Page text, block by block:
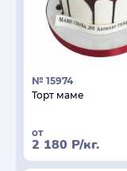
№ 15974
Торт маме
от
2 180 Р/кг.